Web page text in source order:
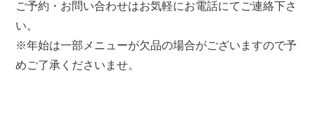
ご予約・お問い合わせはお気軽にお電話にてご連絡下さ
い。
※年始は一部メニューが欠品の場合がございますので予
めご了承くださいませ。